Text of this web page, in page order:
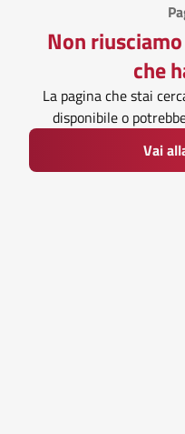
Non
che
La pagina che stai
disponibile o
Vai